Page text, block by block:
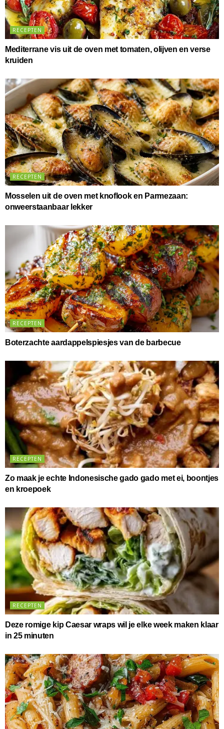
RECEPTEN
Mediterrane vis uit de oven met tomaten, olijven en verse
kruiden
RECEPTEN
Mosselen uit de oven met knoflook en Parmezaan:
onweerstaanbaar lekker
RECEPTEN
Boterzachte aardappelspiesjes van de barbecue
RECEPTEN
Zo maak je echte Indonesische gado gado met ei, boontjes
en kroepoek
RECEPTEN
Deze romige kip Caesar wraps wil je elke week maken klaar
in 25 minuten